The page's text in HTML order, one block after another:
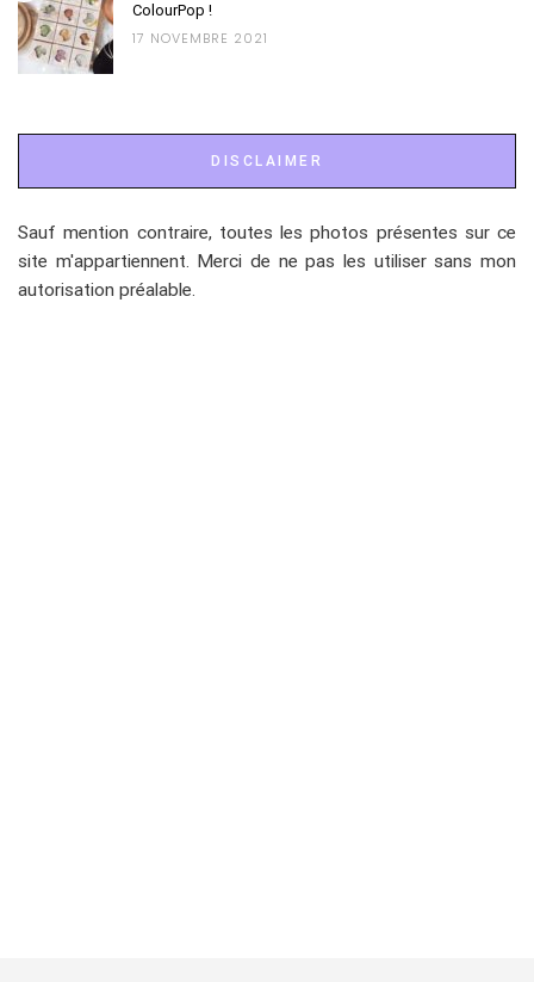
ColourPop !
17 NOVEMBRE 2021
DISCLAIMER
Sauf mention contraire, toutes les photos présentes sur ce
site m'appartiennent. Merci de ne pas les utiliser sans mon
autorisation préalable.